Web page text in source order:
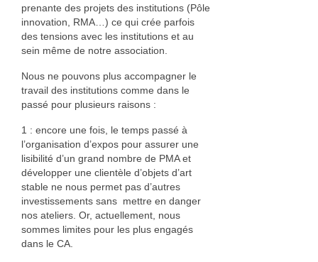
Fer
Cuir
Luminaire
Événements
Vie de l’association
Objectifs
Organisation
Documents
prenante des projets des institutions (Pôle
innovation, RMA…) ce qui crée parfois
des tensions avec les institutions et au
sein même de notre association.
Nous ne pouvons plus accompagner le
travail des institutions comme dans le
passé pour plusieurs raisons :
1 : encore une fois, le temps passé à
l’organisation d’expos pour assurer une
lisibilité d’un grand nombre de PMA et
développer une clientèle d’objets d’art
stable ne nous permet pas d’autres
investissements sans mettre en danger
nos ateliers. Or, actuellement, nous
sommes limites pour les plus engagés
dans le CA.